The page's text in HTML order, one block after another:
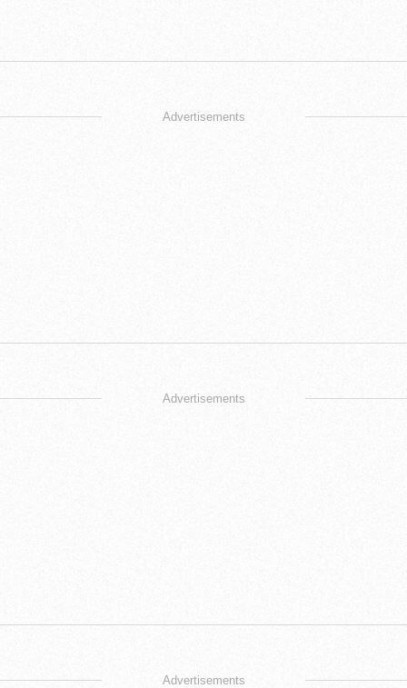
Advertisements
Advertisements
Advertisements